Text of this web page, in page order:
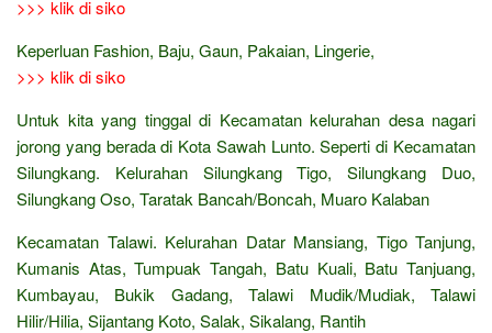
>>> klik di siko
Keperluan Fashion, Baju, Gaun, Pakaian, Lingerie,
>>> klik di siko
Untuk kita yang tinggal di Kecamatan kelurahan desa nagari
jorong yang berada di Kota Sawah Lunto. Seperti di Kecamatan
Silungkang. Kelurahan Silungkang Tigo, Silungkang Duo,
Silungkang Oso, Taratak Bancah/Boncah, Muaro Kalaban
Kecamatan Talawi. Kelurahan Datar Mansiang, Tigo Tanjung,
Kumanis Atas, Tumpuak Tangah, Batu Kuali, Batu Tanjuang,
Kumbayau, Bukik Gadang, Talawi Mudik/Mudiak, Talawi
Hilir/Hilia, Sijantang Koto, Salak, Sikalang, Rantih